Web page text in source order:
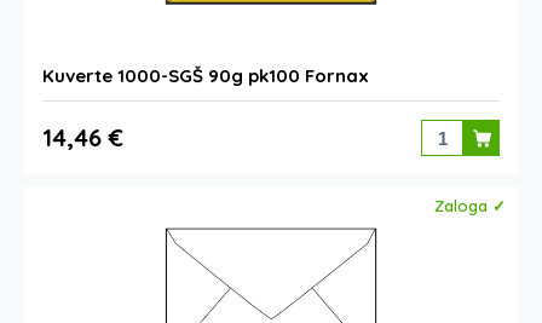
Kuverte 1000-SGŠ 90g pk100 Fornax
14,46 €
Zaloga ✓